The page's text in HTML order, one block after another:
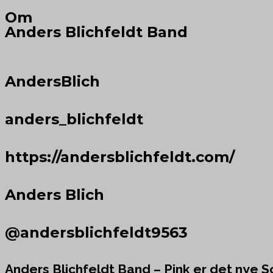
Om
Anders Blichfeldt Band
AndersBlich
anders_blichfeldt
https://andersblichfeldt.com/
Anders Blich
@andersblichfeldt9563
Anders Blichfeldt Band – Pink er det nye